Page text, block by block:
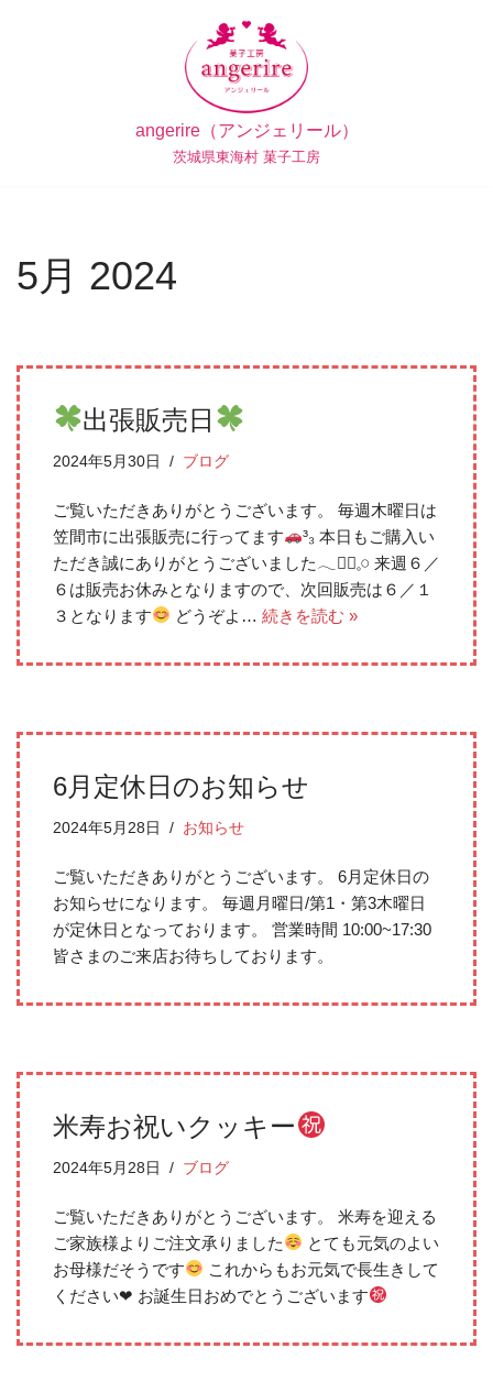
ッ
angerire（アンジェリール）
茨城県東海村 菓子工房
5月 2024
出張販売日
2024年5月30日 ブログ
ご覧いただきありがとうございます。 毎週木曜日は
笠間市に出張販売に行ってます
³₃ 本日もご購入い
ただき誠にありがとうございました𓂃❁⃘𓈒𓏸 来週６／
６は販売お休みとなりますので、次回販売は６／１
３となります
どうぞよ…続きを読む »
6月定休日のお知らせ
2024年5月28日 お知らせ
ご覧いただきありがとうございます。 6月定休日の
お知らせになります。 毎週月曜日/第1・第3木曜日
が定休日となっております。 営業時間 10:00~17:30
皆さまのご来店お待ちしております。
米寿お祝いクッキー
2024年5月28日 ブログ
ご覧いただきありがとうございます。 米寿を迎える
ご家族様よりご注文承りました
とても元気のよい
お母様だそうです
これからもお元気で長生きして
ください‪‪❤︎‬ お誕生日おめでとうございます